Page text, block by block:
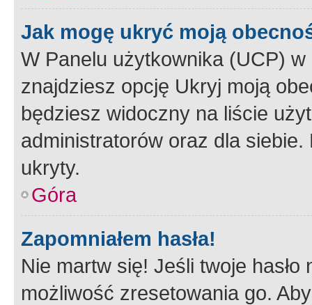
Jak mogę ukryć moją
W Panelu użytkownika (UCP) w
znajdziesz opcję Ukryj moją
będziesz widoczny na liście
administratorów oraz dla
ukryty.
Góra
Zapomniałem hasła!
Nie martw się! Jeśli twoje
możliwość zresetowania go.